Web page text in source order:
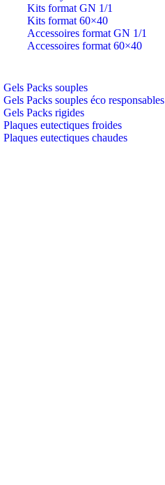
Kits format GN 1/1
Kits format 60×40
Accessoires format GN 1/1
Accessoires format 60×40
Gels Packs souples
Gels Packs souples éco responsables
Gels Packs rigides
Plaques eutectiques froides
Plaques eutectiques chaudes